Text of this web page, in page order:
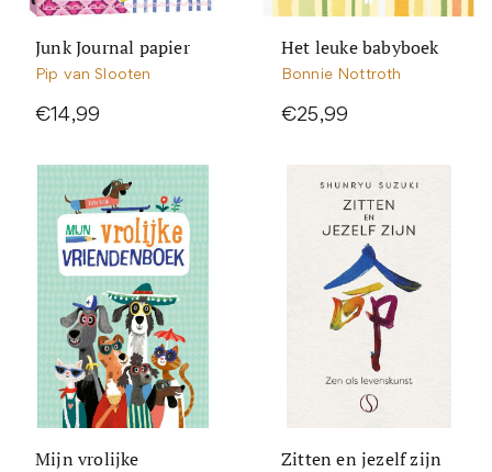
Junk Journal papier
Pip van Slooten
€14,99
Het leuke babyboek
Bonnie Nottroth
€25,99
Mijn vrolijke
Zitten en jezelf zijn